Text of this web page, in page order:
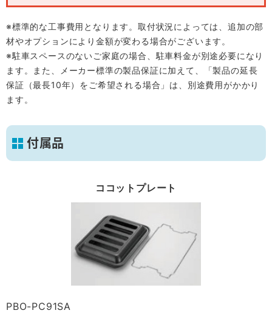
※標準的な工事費用となります。取付状況によっては、追加の部
材やオプションにより金額が変わる場合がございます。
※駐車スペースのないご家庭の場合、駐車料金が別途必要になり
ます。また、メーカー標準の製品保証に加えて、「製品の延長
保証（最長10年）をご希望される場合」は、別途費用がかかり
ます。
付属品
ココットプレート
PBO-PC91SA